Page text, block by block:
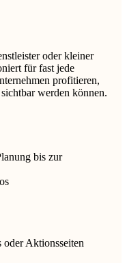
oder kleiner
für fast jede
profitieren,
werden können.
bis zur
oder Aktionsseiten